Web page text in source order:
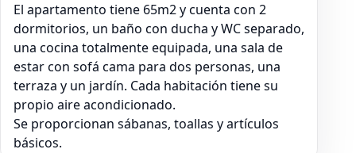
El apartamento tiene 65m2 y cuenta con 2
dormitorios, un baño con ducha y WC separado,
una cocina totalmente equipada, una sala de
estar con sofá cama para dos personas, una
terraza y un jardín. Cada habitación tiene su
propio aire acondicionado.
Se proporcionan sábanas, toallas y artículos
básicos.